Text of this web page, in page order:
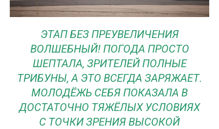
ЭТАП БЕЗ ПРЕУВЕЛИЧЕНИЯ
ВОЛШЕБНЫЙ! ПОГОДА ПРОСТО
ШЕПТАЛА, ЗРИТЕЛЕЙ ПОЛНЫЕ
ТРИБУНЫ, А ЭТО ВСЕГДА ЗАРЯЖАЕТ.
МОЛОДЁЖЬ СЕБЯ ПОКАЗАЛА В
ДОСТАТОЧНО ТЯЖЁЛЫХ УСЛОВИЯХ
С ТОЧКИ ЗРЕНИЯ ВЫСОКОЙ